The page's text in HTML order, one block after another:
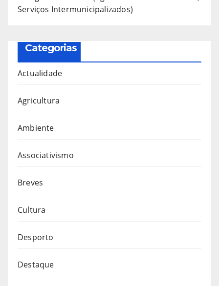
Serviços Intermunicipalizados)
Categorias
Actualidade
Agricultura
Ambiente
Associativismo
Breves
Cultura
Desporto
Destaque